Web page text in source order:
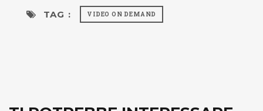
TAG : VIDEO ON DEMAND